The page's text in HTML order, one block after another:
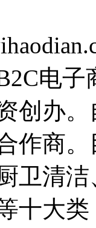
电
创办
作商
卫清
十大